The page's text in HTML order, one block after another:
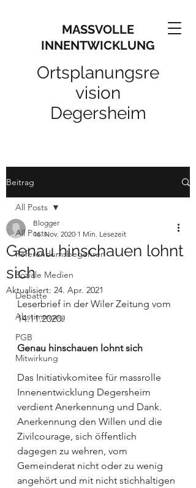
MASSVOLLE
INNENTWICKLUNG
Ortsplanungsre
vision
Degersheim
Beitrag
All Posts
Referendumsbegehren
Soziale Medien
Debatte
Abstimmung
PGB
Mitwirkung
All Posts
Genau hinschauen lohnt
sich
Blogger
16. Nov. 2020 1 Min. Lesezeit
Aktualisiert: 24. Apr. 2021
Leserbrief in der Wiler Zeitung vom
14.11.2020:
Genau hinschauen lohnt sich
Das Initiativkomitee für massrolle
Innenentwicklung Degersheim
verdient Anerkennung und Dank.
Anerkennung den Willen und die
Zivilcourage, sich öffentlich
dagegen zu wehren, vom
Gemeinderat nicht oder zu wenig
angehört und mit nicht stichhaltigen